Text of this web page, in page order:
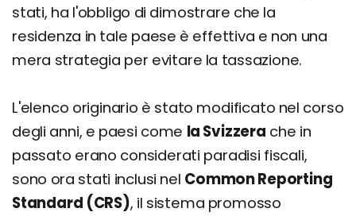
stati, ha l'obbligo di dimostrare che la
residenza in tale paese è effettiva e non una
mera strategia per evitare la tassazione.
L'elenco originario è stato modificato nel corso
degli anni, e paesi come la Svizzera che in
passato erano considerati paradisi fiscali,
sono ora stati inclusi nel Common Reporting
Standard (CRS), il sistema promosso